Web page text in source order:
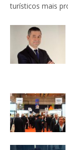
turísticos mais